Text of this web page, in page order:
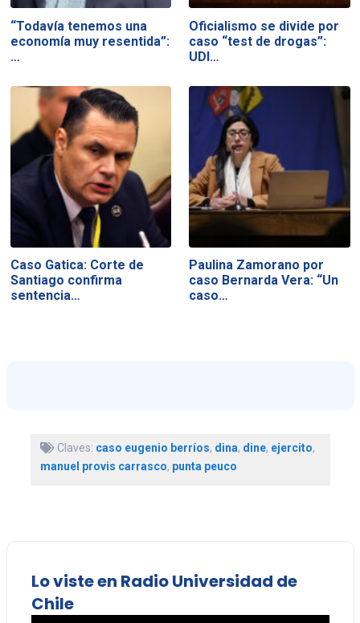
“Todavía tenemos una
economía muy resentida”:
…
Oficialismo se divide por
caso “test de drogas”:
UDI…
Caso Gatica: Corte de
Santiago confirma
sentencia…
Paulina Zamorano por
caso Bernarda Vera: “Un
caso…
Claves: caso eugenio berríos, dina, dine, ejercito,
manuel provis carrasco, punta peuco
Lo viste en Radio Universidad de
Chile